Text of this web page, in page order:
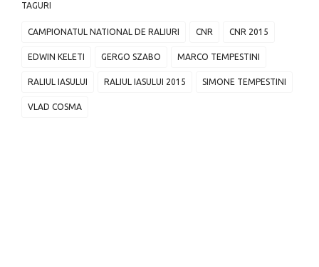
TAGURI
CAMPIONATUL NATIONAL DE RALIURI CNR CNR 2015
EDWIN KELETI GERGO SZABO MARCO TEMPESTINI
RALIUL IASULUI RALIUL IASULUI 2015 SIMONE TEMPESTINI
VLAD COSMA